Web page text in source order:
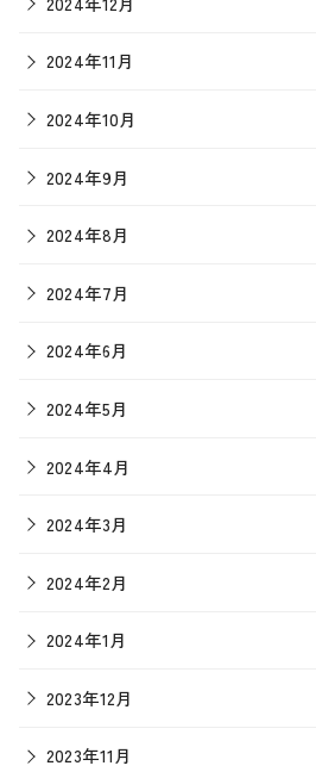
2024年11月
2024年10月
2024年9月
2024年8月
2024年7月
2024年6月
2024年5月
2024年4月
2024年3月
2024年2月
2024年1月
2023年12月
2023年11月